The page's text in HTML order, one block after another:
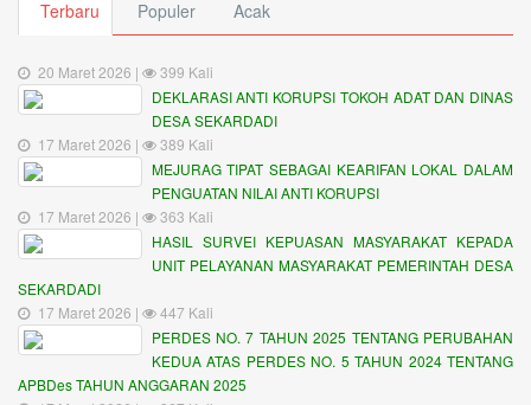
Terbaru Populer Acak
20 Maret 2026 |
399 Kali
DEKLARASI ANTI KORUPSI TOKOH ADAT DAN DINAS
DESA SEKARDADI
17 Maret 2026 |
389 Kali
MEJURAG TIPAT SEBAGAI KEARIFAN LOKAL DALAM
PENGUATAN NILAI ANTI KORUPSI
17 Maret 2026 |
363 Kali
HASIL SURVEI KEPUASAN MASYARAKAT KEPADA
UNIT PELAYANAN MASYARAKAT PEMERINTAH DESA
SEKARDADI
17 Maret 2026 |
447 Kali
PERDES NO. 7 TAHUN 2025 TENTANG PERUBAHAN
KEDUA ATAS PERDES NO. 5 TAHUN 2024 TENTANG
APBDes TAHUN ANGGARAN 2025